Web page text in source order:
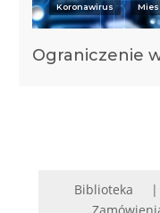
Koronawirus
Ograniczenie
Biblioteka